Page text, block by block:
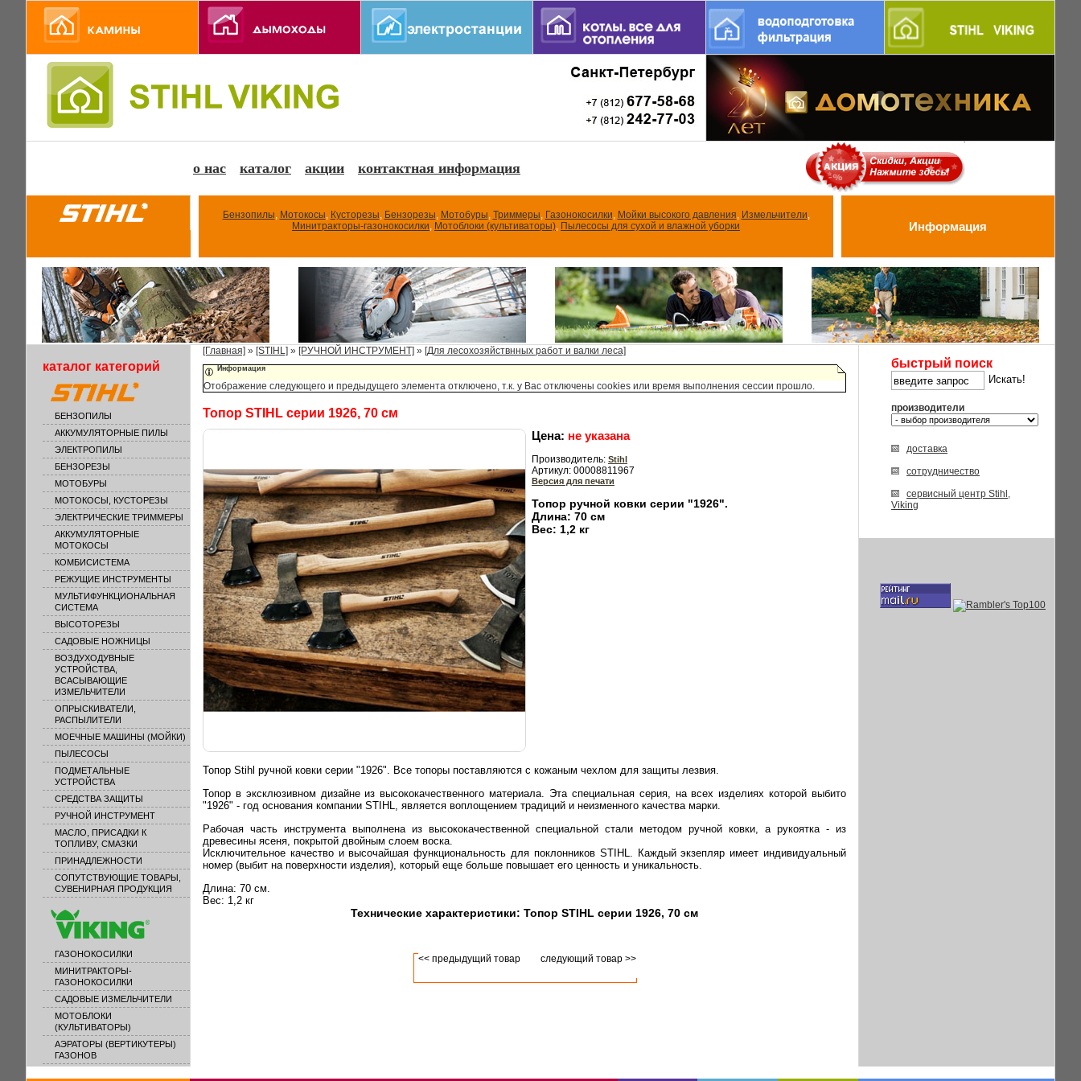
о нас каталог акции контактная информация
Бензопилы, Мотокосы, Кусторезы, Бензорезы, Мотобуры, Триммеры, Газонокосилки, Мойки высокого давления, Измельчители,
Минитракторы-газонокосилки, Мотоблоки (культиваторы), Пылесосы для сухой и влажной уборки Информация
каталог категорий
БЕНЗОПИЛЫ
АККУМУЛЯТОРНЫЕ ПИЛЫ
ЭЛЕКТРОПИЛЫ
БЕНЗОРЕЗЫ
МОТОБУРЫ
МОТОКОСЫ, КУСТОРЕЗЫ
ЭЛЕКТРИЧЕСКИЕ ТРИММЕРЫ
АККУМУЛЯТОРНЫЕ
МОТОКОСЫ
КОМБИСИСТЕМА
РЕЖУЩИЕ ИНСТРУМЕНТЫ
МУЛЬТИФУНКЦИОНАЛЬНАЯ
СИСТЕМА
ВЫСОТОРЕЗЫ
САДОВЫЕ НОЖНИЦЫ
ВОЗДУХОДУВНЫЕ
УСТРОЙСТВА,
ВСАСЫВАЮЩИЕ
ИЗМЕЛЬЧИТЕЛИ
ОПРЫСКИВАТЕЛИ,
РАСПЫЛИТЕЛИ
МОЕЧНЫЕ МАШИНЫ (МОЙКИ)
ПЫЛЕСОСЫ
ПОДМЕТАЛЬНЫЕ
УСТРОЙСТВА
СРЕДСТВА ЗАЩИТЫ
РУЧНОЙ ИНСТРУМЕНТ
МАСЛО, ПРИСАДКИ К
ТОПЛИВУ, СМАЗКИ
ПРИНАДЛЕЖНОСТИ
СОПУТСТВУЮЩИЕ ТОВАРЫ,
СУВЕНИРНАЯ ПРОДУКЦИЯ
ГАЗОНОКОСИЛКИ
МИНИТРАКТОРЫ-
ГАЗОНОКОСИЛКИ
САДОВЫЕ ИЗМЕЛЬЧИТЕЛИ
МОТОБЛОКИ
(КУЛЬТИВАТОРЫ)
АЭРАТОРЫ (ВЕРТИКУТЕРЫ)
ГАЗОНОВ
[Главная] » [STIHL] » [РУЧНОЙ ИНСТРУМЕНТ] » [Для лесохозяйствнных работ и валки леса]
Информация
Отображение следующего и предыдущего элемента отключено, т.к. у Вас отключены cookies или время выполнения сессии прошло.
Топор STIHL серии 1926, 70 см
Цена: не указана
Производитель: Stihl
Артикул: 00008811967
Версия для печати
Топор ручной ковки серии "1926".
Длина: 70 см
Вес: 1,2 кг
Топор Stihl ручной ковки серии "1926". Все топоры поставляются с кожаным чехлом для защиты лезвия.
Топор в эксклюзивном дизайне из высококачественного материала. Эта специальная серия, на всех изделиях которой выбито
"1926" - год основания компании STIHL, является воплощением традиций и неизменного качества марки.
Рабочая часть инструмента выполнена из высококачественной специальной стали методом ручной ковки, а рукоятка - из
древесины ясеня, покрытой двойным слоем воска.
Исключительное качество и высочайшая функциональность для поклонников STIHL. Каждый экзепляр имеет индивидуальный
номер (выбит на поверхности изделия), который еще больше повышает его ценность и уникальность.
Длина: 70 см.
Вес: 1,2 кг
Технические характеристики: Топор STIHL серии 1926, 70 см
<< предыдущий товар следующий товар >>
быстрый поиск
производители
доставка
сотрудничество
сервисный центр Stihl,
Viking